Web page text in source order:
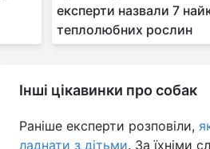
експерти назвали 7
теплолюбних рослин
Інші цікавинки про собак
Раніше експерти розповіли,
ладнати з дітьми. За їхніми